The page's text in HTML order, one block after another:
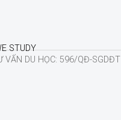
STUDY
VẤN DU HỌC: 596/QĐ-SGDĐT